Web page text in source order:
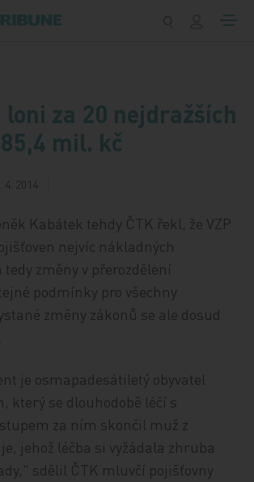
loni za 20 nejdražších
mil. kč
4. 2014
Kabátek tehdy ČTK řekl, že VZP
nejvíc nákladných
tedy změny v přerozdělení
podmínky pro všechny
změny zákonů se ale dosud
je osmapadesátiletý obyvatel
který se dlouhodobě léčí s
za ním skončil muž z
jehož léčba si vyžádala zhruba
sdělil ČTK mluvčí pojišťovny